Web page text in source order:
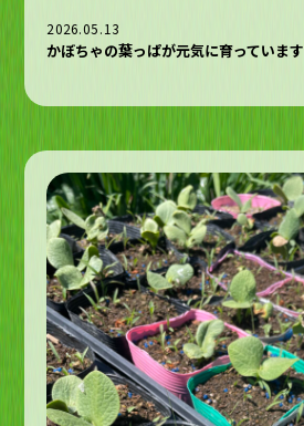
2026.05.13
かぼちゃの葉っぱが元気に育っています